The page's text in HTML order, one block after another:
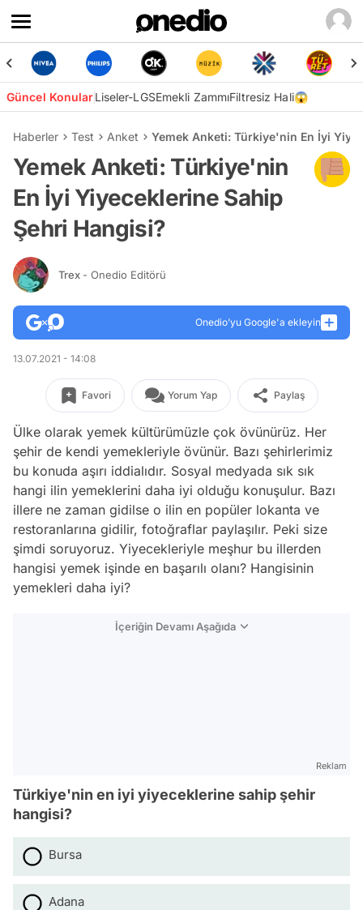
Güncel KonularLiseler-LGSEmekli ZammıFiltresiz Hali😱
Haberler Test Anket Yemek Anketi: Türkiye'nin En İyi
Yemek Anketi: Türkiye'nin
En İyi Yiyeceklerine Sahip
Şehri Hangisi?
Trex - Onedio Editörü
Onedio’yu Google'a ekleyin
13.07.2021 - 14:08
Favori Yorum Yap Paylaş
Ülke olarak yemek kültürümüzle çok övünürüz. Her
şehir de kendi yemekleriyle övünür. Bazı şehirlerimiz
bu konuda aşırı iddialıdır. Sosyal medyada sık sık
hangi ilin yemeklerini daha iyi olduğu konuşulur. Bazı
illere ne zaman gidilse o ilin en popüler lokanta ve
restoranlarına gidilir, fotoğraflar paylaşılır. Peki size
şimdi soruyoruz. Yiyecekleriyle meşhur bu illerden
hangisi yemek işinde en başarılı olanı? Hangisinin
yemekleri daha iyi?
İçeriğin Devamı Aşağıda
Reklam
Türkiye'nin en iyi yiyeceklerine sahip şehir
hangisi?
Bursa
Adana